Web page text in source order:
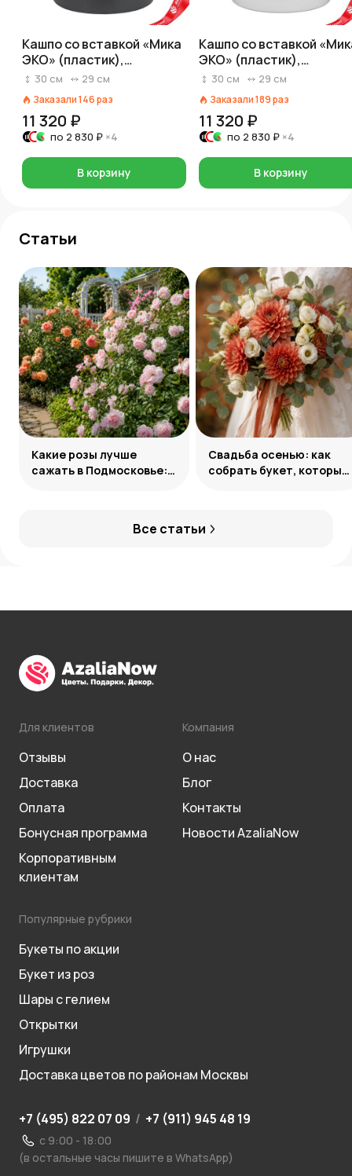
Кашпо со вставкой «Мика
ЭКО» (пластик),
D29xH30см, 5,5л, серый
30 см 29 см
Заказали146раз
11 320 ₽
по 2 830 ₽ ×4
В корзину
Кашпо со вставкой
ЭКО» (пластик),
D29xH30см, 5,5л, белый
30 см 29 см
Заказали189раз
11 320 ₽
по 2 830 ₽ ×4
В корзину
Статьи
Все статьи
Какие розы лучше
сажать в Подмосковье:
Свадьба осенью: как
собрать букет, который
Для клиентов
Отзывы
Доставка
Оплата
Бонусная программа
Корпоративным
клиентам
Компания
О нас
Блог
Контакты
Новости AzaliaNow
Популярные рубрики
Букеты по акции
Букет из роз
Шары с гелием
Открытки
Игрушки
Доставка цветов по районам Москвы
+7 (495) 822 07 09 / +7 (911) 945 48 19
с 9:00 - 18:00
(в остальные часы пишите в WhatsApp)